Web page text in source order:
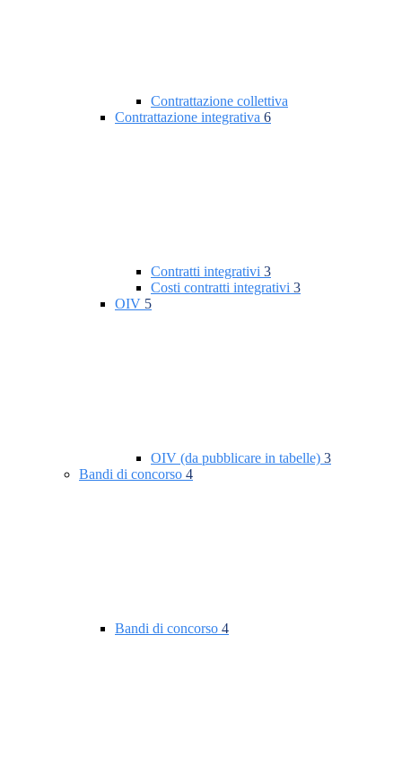
Contrattazione collettiva
Contrattazione integrativa 6
Contratti integrativi 3
Costi contratti integrativi 3
OIV 5
OIV (da pubblicare in tabelle) 3
Bandi di concorso 4
Bandi di concorso 4